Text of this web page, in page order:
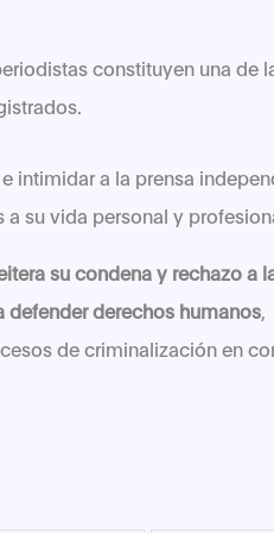
constituyen una de
a la prensa
su vida personal y
su condena y rechazo
defender derechos humanos
de criminalización en